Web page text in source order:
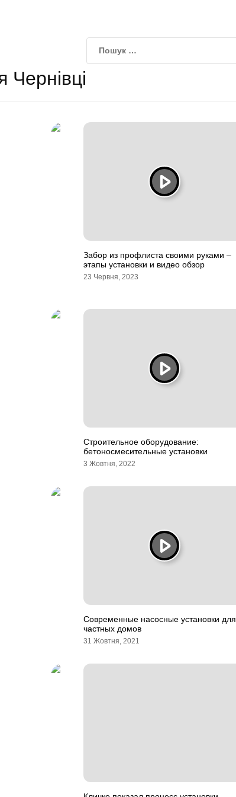
Забор из профлиста своими руками –
этапы установки и видео обзор
23 Червня, 2023
Строительное оборудование:
бетоносмесительные установки
3 Жовтня, 2022
Современные насосные установки для
частных домов
31 Жовтня, 2021